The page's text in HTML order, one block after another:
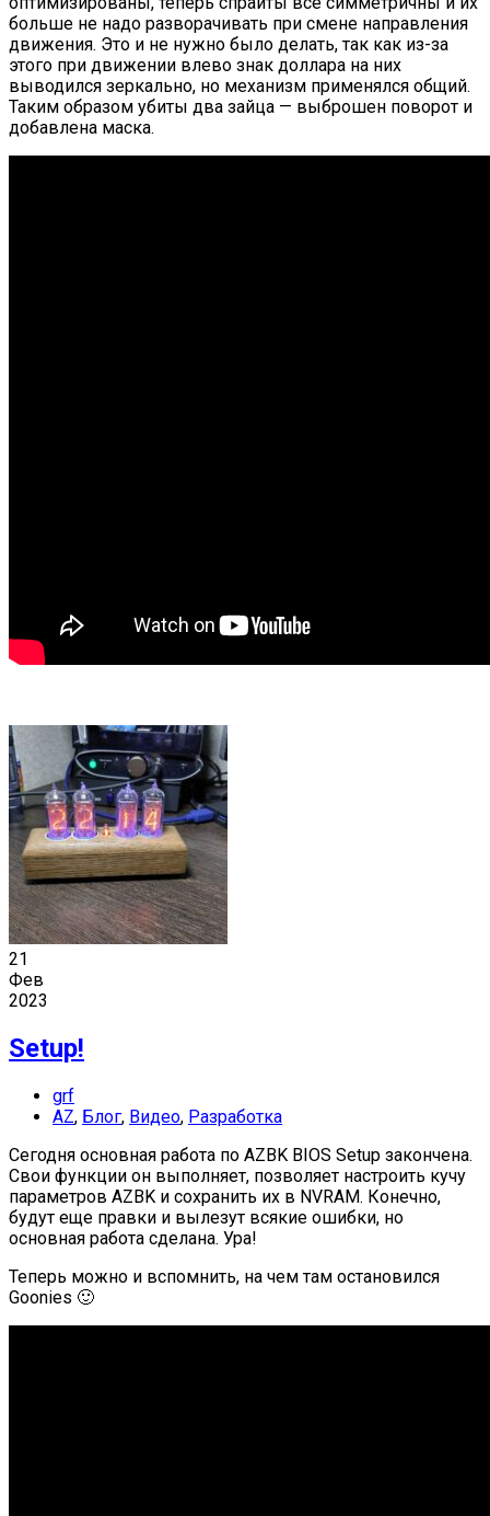
больше не надо разворачивать при смене направления
движения. Это и не нужно было делать, так как из-за
этого при движении влево знак доллара на них
выводился зеркально, но механизм применялся общий.
Таким образом убиты два зайца — выброшен поворот и
добавлена маска.
21
Фев
2023
Setup!
grf
AZ, Блог, Видео, Разработка
Сегодня основная работа по AZBK BIOS Setup закончена.
Свои функции он выполняет, позволяет настроить кучу
параметров AZBK и сохранить их в NVRAM. Конечно,
будут еще правки и вылезут всякие ошибки, но
основная работа сделана. Ура!
Теперь можно и вспомнить, на чем там остановился
Goonies 🙂